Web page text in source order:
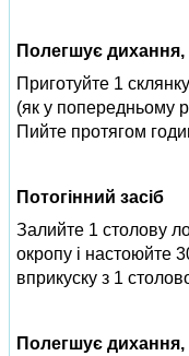
Полегшує дихання,
Приготуйте 1
(як у попередньому
Пийте протягом
Потогінний засіб
Залийте 1 столову
окропу і настоюйте
вприкуску з 1
Полегшує